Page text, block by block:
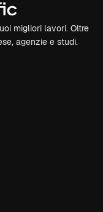
migliori lavori. Oltre
agenzie e studi.